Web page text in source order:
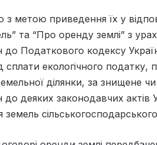
з метою приведення їх у
та “Про оренду землі” з
до Податкового кодексу
сплати екологічного
земельної ділянки, за
до деяких законодавчих
земель